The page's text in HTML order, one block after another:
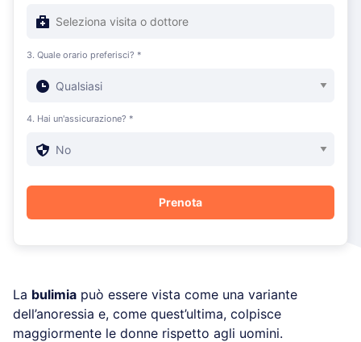
3. Quale orario preferisci? *
4. Hai un'assicurazione? *
La bulimia può essere vista come una variante
dell’anoressia e, come quest’ultima, colpisce
maggiormente le donne rispetto agli uomini.